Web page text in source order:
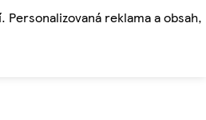
reklama a obsah,